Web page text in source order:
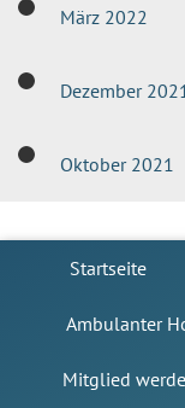
März 2022
Dezember
Oktober 2021
Startseite
Ambulanter
Mitglied